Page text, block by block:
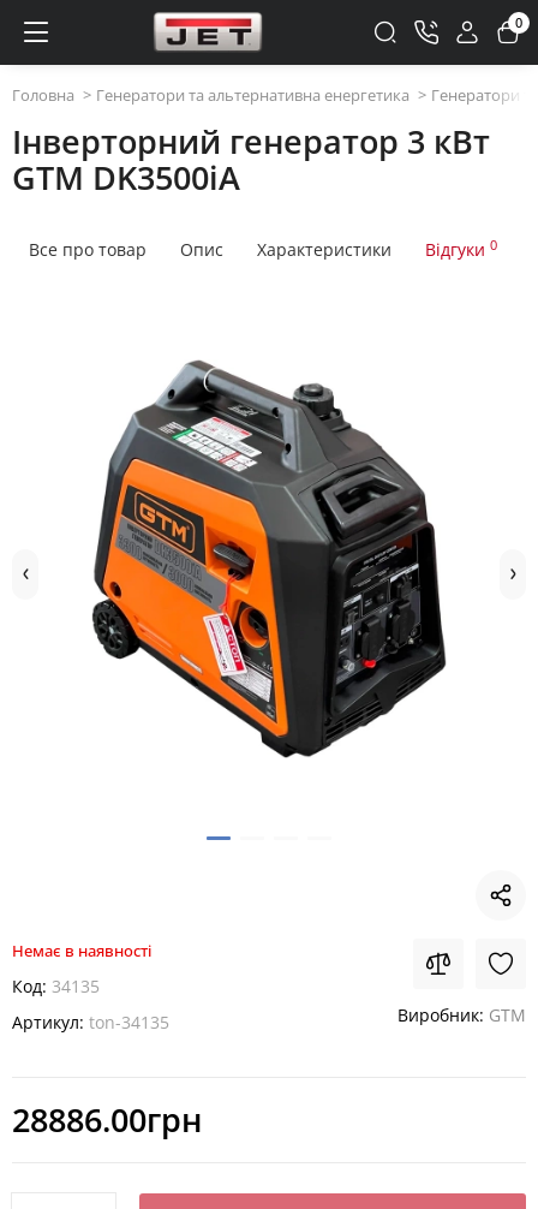
0
Головна Генератори та альтернативна енергетика Генератори
Інверторний генератор 3 кВт
GTM DK3500iA
Все про товар Опис Характеристики Відгуки 0
Немає в наявності
Код: 34135
Артикул: ton-34135 Виробник: GTM
28886.00грн